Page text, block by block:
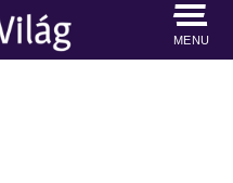
MENU